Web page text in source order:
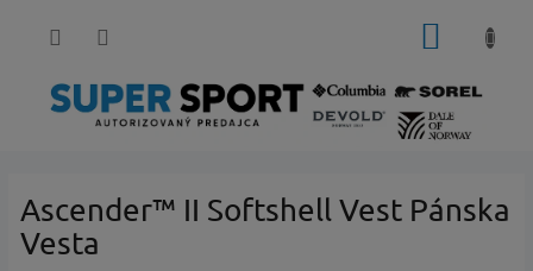
Ascender™ II Softshell Vest Pánska
Vesta